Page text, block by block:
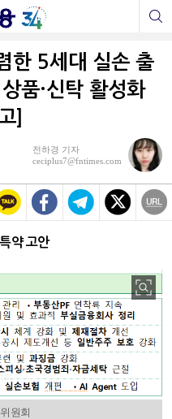
한 5세대 실손 출
품·신탁 활성화
]
전하경 기자
ceciplus7@fntimes.com
약 고안
원회